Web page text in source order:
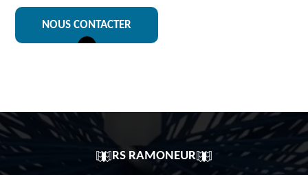
NOUS CONTACTER
RS RAMONEUR